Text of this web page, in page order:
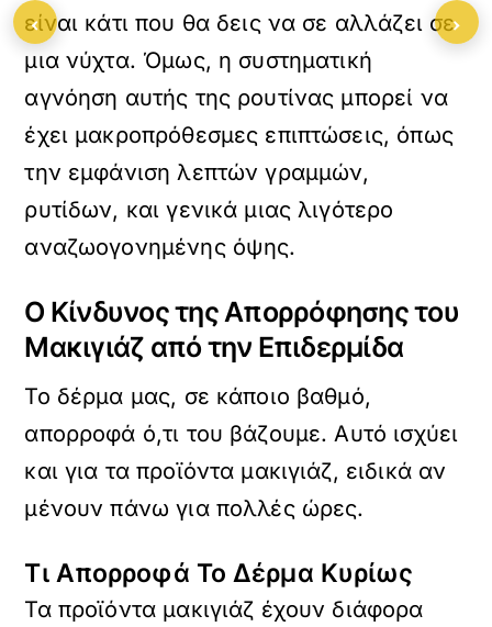
είναι κάτι που θα δεις να σε αλλάζει σε
μια νύχτα. Όμως, η συστηματική
αγνόηση αυτής της ρουτίνας μπορεί να
έχει μακροπρόθεσμες επιπτώσεις, όπως
την εμφάνιση λεπτών γραμμών,
ρυτίδων, και γενικά μιας λιγότερο
αναζωογονημένης όψης.
Ο Κίνδυνος της Απορρόφησης του
Μακιγιάζ από την Επιδερμίδα
Το δέρμα μας, σε κάποιο βαθμό,
απορροφά ό,τι του βάζουμε. Αυτό ισχύει
και για τα προϊόντα μακιγιάζ, ειδικά αν
μένουν πάνω για πολλές ώρες.
Τι Απορροφά Το Δέρμα Κυρίως
Τα προϊόντα μακιγιάζ έχουν διάφορα
‹ ›